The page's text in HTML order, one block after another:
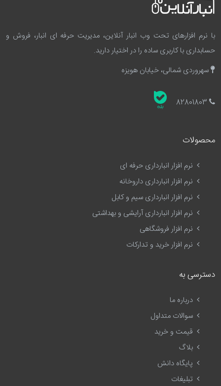
با نرم افزارهای تحت وب انبار آنلاین، مدیریت حرفه ای انبار، فروش و
حسابداری با کاربری ساده را در اختیار دارید.
سهروردی شمالی، خیابان هویزه
محصولات
نرم افزار انبارداری حرفه ای
نرم افزار انبارداری داروخانه
نرم افزار انبارداری سیم و کابل
نرم افزار انبارداری آرایشی و بهداشتی
نرم افزار فروشگاهی
نرم افزار خرید و تدارکات
دسترسی به
درباره ما
سوالات متداول
قیمت و خرید
بلاگ
پایگاه دانش
تبلیغات